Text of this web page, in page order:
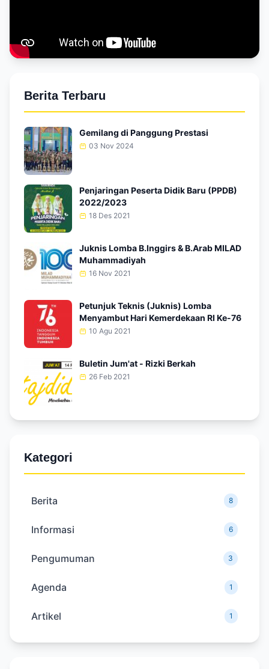
Berita Terbaru
Gemilang di Panggung Prestasi
03 Nov 2024
Penjaringan Peserta Didik Baru (PPDB)
2022/2023
18 Des 2021
Juknis Lomba B.Inggirs & B.Arab MILAD
Muhammadiyah
16 Nov 2021
Petunjuk Teknis (Juknis) Lomba
Menyambut Hari Kemerdekaan RI Ke-76
10 Agu 2021
Buletin Jum'at - Rizki Berkah
26 Feb 2021
Kategori
Berita 8
Informasi 6
Pengumuman 3
Agenda 1
Artikel 1